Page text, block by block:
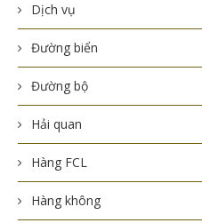
Dịch vụ
Đường biển
Đường bộ
Hải quan
Hàng FCL
Hàng không